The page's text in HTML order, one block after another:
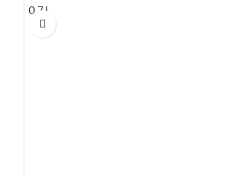
0.7 L